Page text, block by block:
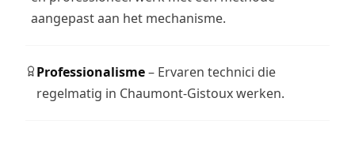
aangepast aan het mechanisme.
Professionalisme– Ervaren technici die
regelmatig in Chaumont-Gistoux werken.